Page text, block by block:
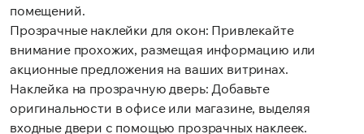
помещений.
Прозрачные наклейки для окон: Привлекайте
внимание прохожих, размещая информацию или
акционные предложения на ваших витринах.
Наклейка на прозрачную дверь: Добавьте
оригинальности в офисе или магазине, выделяя
входные двери с помощью прозрачных наклеек.